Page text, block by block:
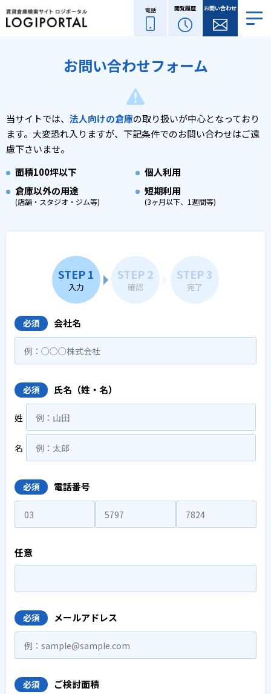
電話 閲覧履歴 お問い合わせ
お問い合わせフォーム
当サイトでは、 法人向けの倉庫の取り扱いが中心となっており
ます。 大変恐れ入りますが、下記条件でのお問い合わせはご遠
慮下さいませ。
面積100坪以下
個人利用
倉庫以外の用途
(店舗・スタジオ・ジム等)
短期利用
(3ヶ月以下、1週間等)
STEP 1
入力
STEP 2
確認
STEP 3
完了
必須 会社名
必須 氏名（姓・名）
姓
名
必須 電話番号
任意
必須 メールアドレス
必須 ご検討面積